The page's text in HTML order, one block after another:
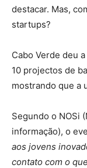
destacar. Mas,
startups?
Cabo Verde deu
10 projectos de
mostrando que a
Segundo o NOSi
informação), o
aos jovens
contato com o